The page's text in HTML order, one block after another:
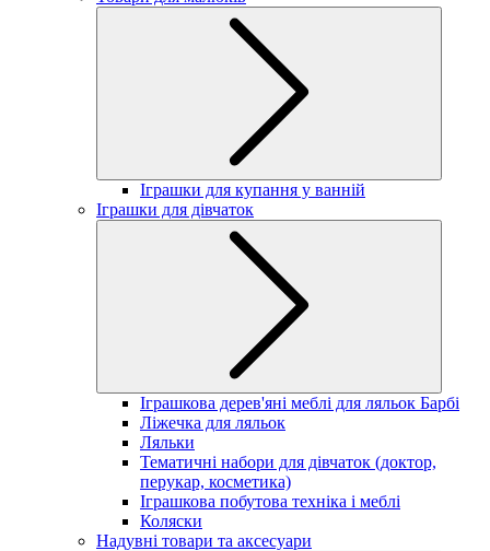
Іграшки для купання у ванній
Іграшки для дівчаток
Іграшкова дерев'яні меблі для ляльок Барбі
Ліжечка для ляльок
Ляльки
Тематичні набори для дівчаток (доктор,
перукар, косметика)
Іграшкова побутова техніка і меблі
Коляски
Надувні товари та аксесуари